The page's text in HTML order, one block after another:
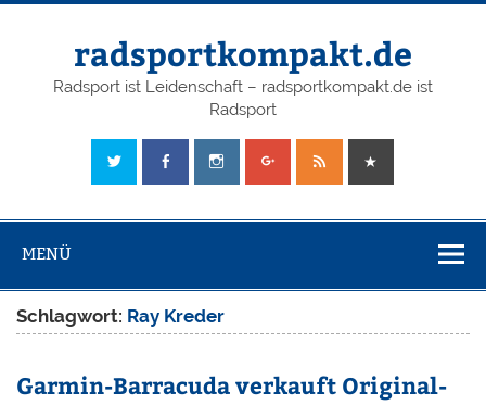
radsportkompakt.de
Radsport ist Leidenschaft – radsportkompakt.de ist
Radsport
MENÜ
Schlagwort: Ray Kreder
Garmin-Barracuda verkauft Original-